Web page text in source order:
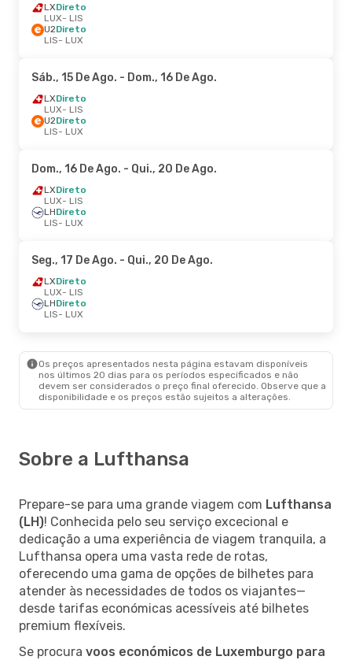
LXDireto
LUX- LIS
U2Direto
LIS- LUX
Sáb., 15 De Ago. - Dom., 16 De Ago.
LXDireto
LUX- LIS
U2Direto
LIS- LUX
Dom., 16 De Ago. - Qui., 20 De Ago.
LXDireto
LUX- LIS
LHDireto
LIS- LUX
Seg., 17 De Ago. - Qui., 20 De Ago.
LXDireto
LUX- LIS
LHDireto
LIS- LUX
Os preços apresentados nesta página estavam disponíveis
nos últimos 20 dias para os períodos especificados e não
devem ser considerados o preço final oferecido. Observe que a
disponibilidade e os preços estão sujeitos a alterações.
Sobre a Lufthansa
Prepare-se para uma grande viagem com Lufthansa
(LH)! Conhecida pelo seu serviço excecional e
dedicação a uma experiência de viagem tranquila, a
Lufthansa opera uma vasta rede de rotas,
oferecendo uma gama de opções de bilhetes para
atender às necessidades de todos os viajantes—
desde tarifas económicas acessíveis até bilhetes
premium flexíveis.
Se procura voos económicos de Luxemburgo para